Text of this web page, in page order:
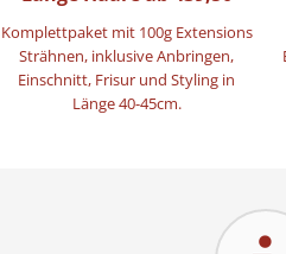
Komplettpaket mit 100g Extensions
Strähnen, inklusive Anbringen,
Einschnitt, Frisur und Styling in
Länge 40-45cm.